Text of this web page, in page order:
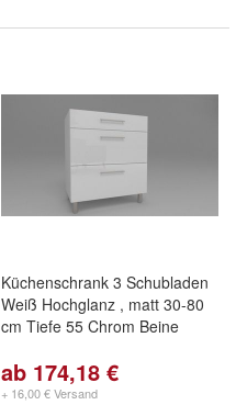
Küchenschrank 3 Schubladen
Weiß Hochglanz , matt 30-80
cm Tiefe 55 Chrom Beine
ab 174,18 €
+ 16,00 € Versand